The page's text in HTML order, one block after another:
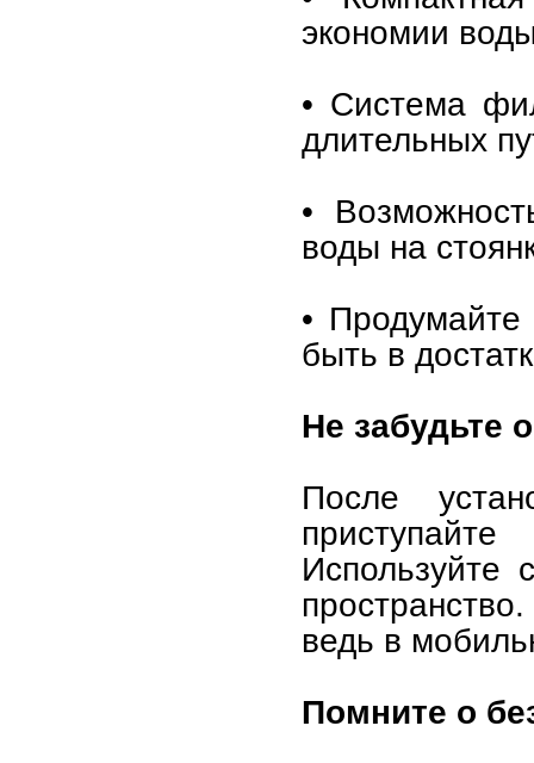
экономии
• Система
длительных
•
воды на
•
быть в
Не забудьте
После
Используйте
ведь в
Помните о